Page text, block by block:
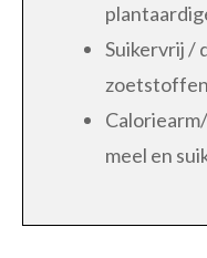
Suikervrij /
meel en